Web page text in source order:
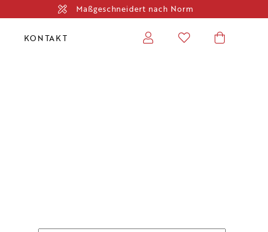
Maßgeschneidert nach Norm
KONTAKT